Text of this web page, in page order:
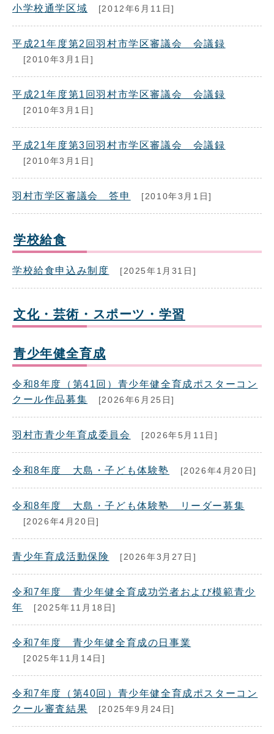
小学校通学区域 [2012年6月11日]
平成21年度第2回羽村市学区審議会 会議録
[2010年3月1日]
平成21年度第1回羽村市学区審議会 会議録
[2010年3月1日]
平成21年度第3回羽村市学区審議会 会議録
[2010年3月1日]
羽村市学区審議会 答申 [2010年3月1日]
学校給食
学校給食申込み制度 [2025年1月31日]
文化・芸術・スポーツ・学習
青少年健全育成
令和8年度（第41回）青少年健全育成ポスターコン
クール作品募集
[2026年6月25日]
羽村市青少年育成委員会 [2026年5月11日]
令和8年度 大島・子ども体験塾 [2026年4月20日]
令和8年度 大島・子ども体験塾 リーダー募集
[2026年4月20日]
青少年育成活動保険 [2026年3月27日]
令和7年度 青少年健全育成功労者および模範青少
年
[2025年11月18日]
令和7年度 青少年健全育成の日事業
[2025年11月14日]
令和7年度（第40回）青少年健全育成ポスターコン
クール審査結果
[2025年9月24日]